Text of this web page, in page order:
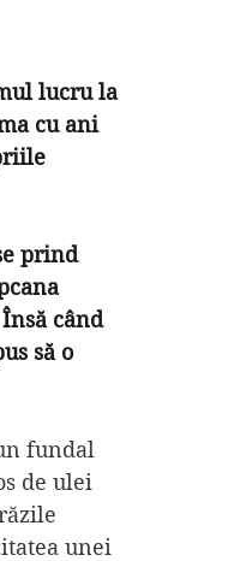
lucru la
cu ani
prind
când
să o
fundal
de ulei
unei